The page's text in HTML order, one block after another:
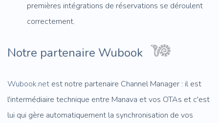
premières intégrations de réservations se déroulent
correctement.
Notre partenaire Wubook
Wubook.net est notre partenaire Channel Manager : il est
l'intermédiaire technique entre Manava et vos OTAs et c'est
lui qui gère automatiquement la synchronisation de vos